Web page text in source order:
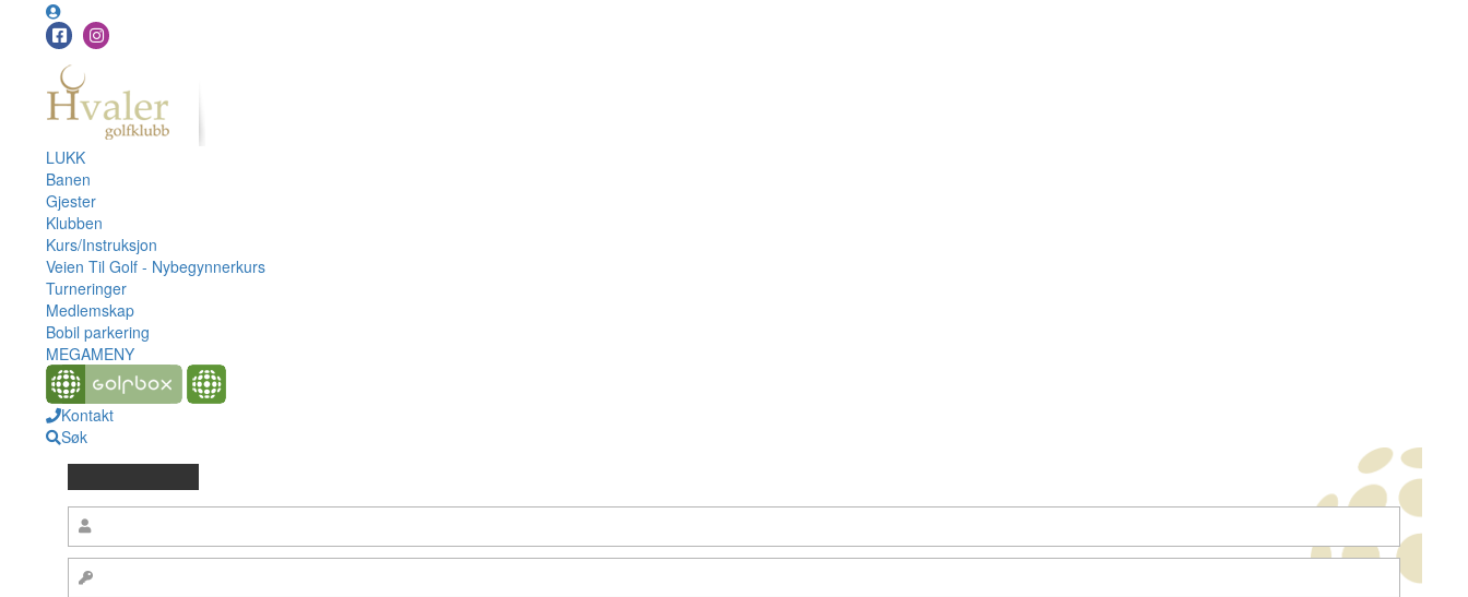
LUKK
Banen
Gjester
Klubben
Kurs/Instruksjon
Veien Til Golf - Nybegynnerkurs
Turneringer
Medlemskap
Bobil parkering
MEGAMENY
Kontakt
Søk